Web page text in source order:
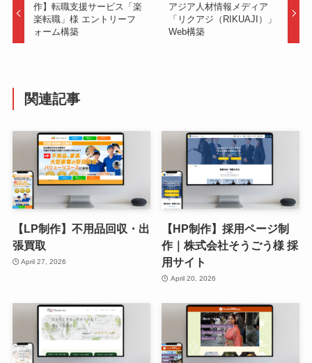
作】転職支援サービス「楽
楽転職」様 エントリーフ
ォーム構築
アジア人材情報メディア
「リクアジ（RIKUAJI）」
Web構築
関連記事
【LP制作】不用品回収・出
張買取
April 27, 2026
【HP制作】採用ページ制
作｜株式会社そうごう様 採
用サイト
April 20, 2026